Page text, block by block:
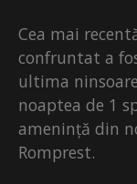
Cea mai
confruntat a
ultima
noaptea de 1
amenință din
Romprest.